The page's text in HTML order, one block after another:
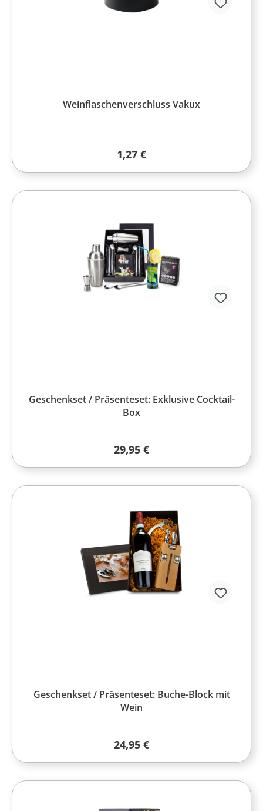
Weinflaschenverschluss Vakux
Regulärer Preis:
1,27 €
Geschenkset / Präsenteset: Exklusive Cocktail-
Box
Regulärer Preis:
29,95 €
Geschenkset / Präsenteset: Buche-Block mit
Wein
Regulärer Preis:
24,95 €